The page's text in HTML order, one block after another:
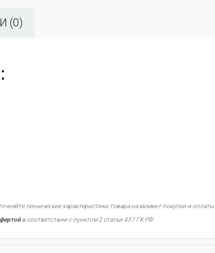
(0)
технические характеристики товара на момент покупки и оплаты.
в соответствии с пунктом 2 статьи 437 ГК РФ.